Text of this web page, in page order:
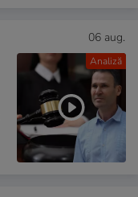
Analiză
06 aug.